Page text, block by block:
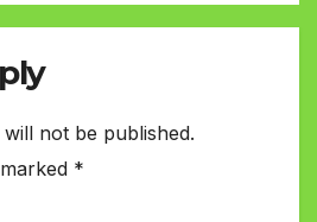
not be published.
*